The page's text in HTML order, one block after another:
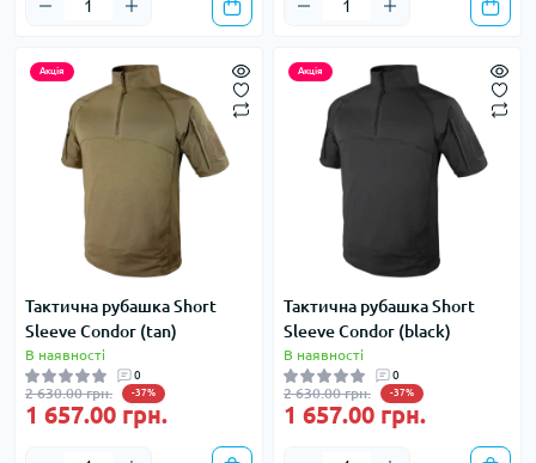
Акція
Тактична рубашка Short
Sleeve Condor (tan)
В наявності
0
2 630.00 грн. -37%
1 657.00 грн.
Акція
Тактична рубашка Short
Sleeve Condor (black)
В наявності
0
2 630.00 грн. -37%
1 657.00 грн.